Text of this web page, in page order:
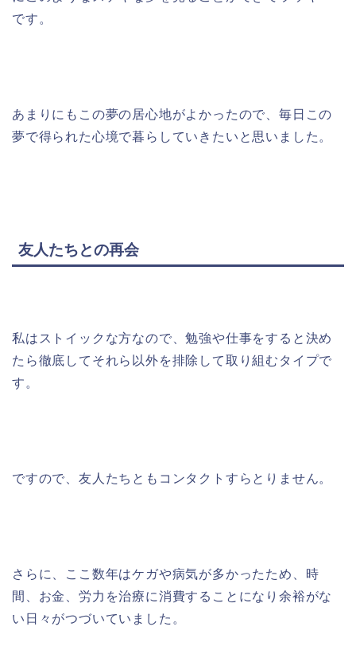
です。
あまりにもこの夢の居心地がよかったので、毎日この
夢で得られた心境で暮らしていきたいと思いました。
友人たちとの再会
私はストイックな方なので、勉強や仕事をすると決め
たら徹底してそれら以外を排除して取り組むタイプで
す。
ですので、友人たちともコンタクトすらとりません。
さらに、ここ数年はケガや病気が多かったため、時
間、お金、労力を治療に消費することになり余裕がな
い日々がつづいていました。